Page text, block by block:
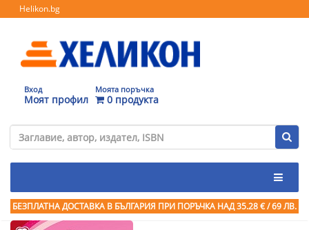
Helikon.bg
Вход
Моят профил
Моята поръчка
0 продукта
БЕЗПЛАТНА ДОСТАВКА В БЪЛГАРИЯ ПРИ ПОРЪЧКА НАД 35.28 € / 69 ЛВ.